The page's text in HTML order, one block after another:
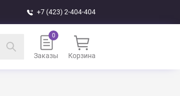
+7 (423) 2-404-404
Заказы Корзина